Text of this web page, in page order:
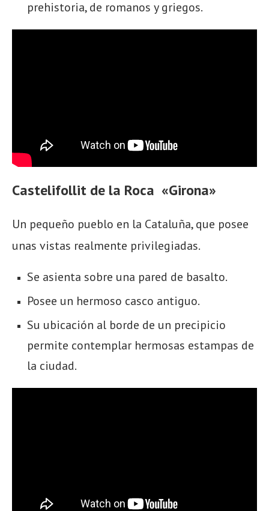
prehistoria, de romanos y griegos.
Castelifollit de la Roca «Girona»
Un pequeño pueblo en la Cataluña, que posee
unas vistas realmente privilegiadas.
Se asienta sobre una pared de basalto.
Posee un hermoso casco antiguo.
Su ubicación al borde de un precipicio
permite contemplar hermosas estampas de
la ciudad.